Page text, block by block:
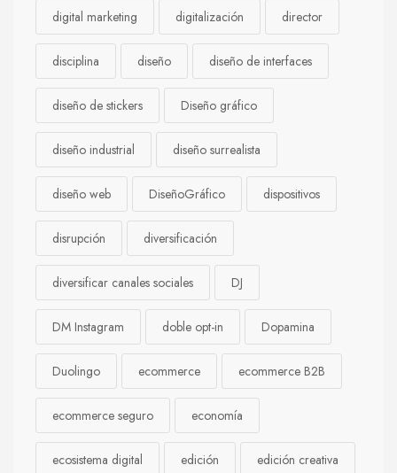
digital marketing digitalización director
disciplina diseño diseño de interfaces
diseño de stickers Diseño gráfico
diseño industrial diseño surrealista
diseño web DiseñoGráfico dispositivos
disrupción diversificación
diversificar canales sociales DJ
DM Instagram doble opt-in Dopamina
Duolingo ecommerce ecommerce B2B
ecommerce seguro economía
ecosistema digital edición edición creativa